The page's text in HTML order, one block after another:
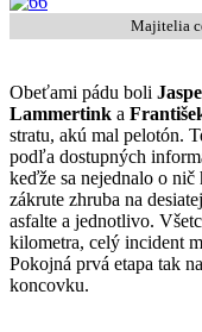
Majitelia
Obeťami pádu boli
Lammertink a
stratu, akú mal pelotón.
podľa dostupných
keďže sa nejednalo o
zákrute zhruba na
asfalte a jednotlivo.
kilometra, celý incident
Pokojná prvá etapa tak
koncovku.